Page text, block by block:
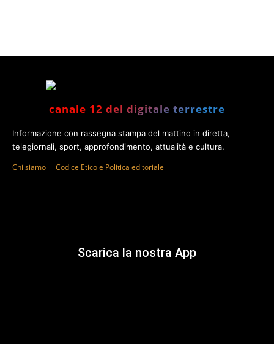
canale 12 del digitale terrestre
Informazione con rassegna stampa del mattino in diretta,
telegiornali, sport, approfondimento, attualità e cultura.
Chi siamo Codice Etico e Politica editoriale
Scarica la nostra App